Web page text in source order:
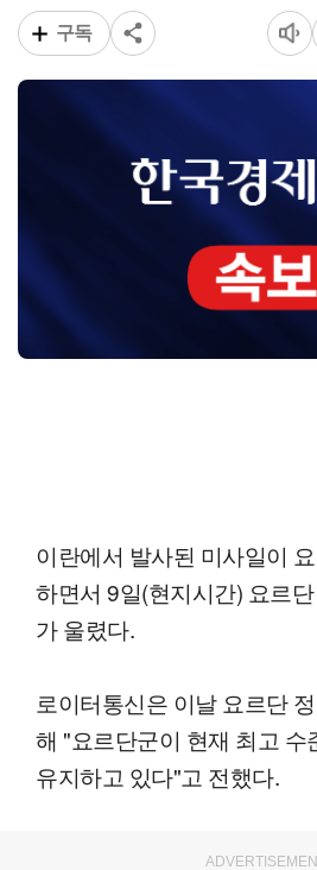
구독
이란에서 발사된 미사일이
하면서 9일(현지시간) 요르
가 울렸다.
로이터통신은 이날 요르단
해 "요르단군이 현재 최고 수
유지하고 있다"고 전했다.